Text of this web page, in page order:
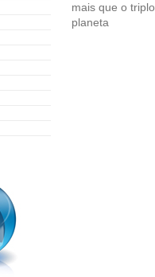
mais que o
planeta